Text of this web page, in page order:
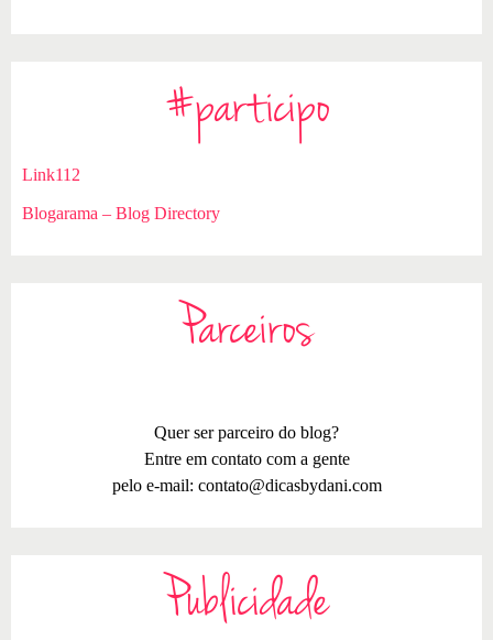
#participo
Link112
Blogarama – Blog Directory
Parceiros
Quer ser parceiro do blog?
Entre em contato com a gente
pelo e-mail: contato@dicasbydani.com
Publicidade